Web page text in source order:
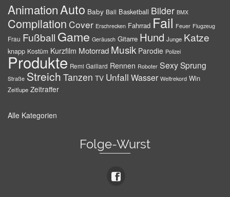
AnimationAuto Baby Ball Basketball Bilder BMX
Compilation Cover Erschrecken Fahrrad Fail Feuer Flugzeug
Frau Fußball Game Geräusch Gitarre Hund Junge Katze
knapp Kostüm Kurzfilm Motorrad Musik Parodie Polizei
Produkte Remi Gaillard Rennen Roboter SexySprung
Straße Streich Tanzen TV Unfall Wasser Weltrekord Win
Zeitlupe Zeitraffer
Alle Kategorien
Folge-Wurst